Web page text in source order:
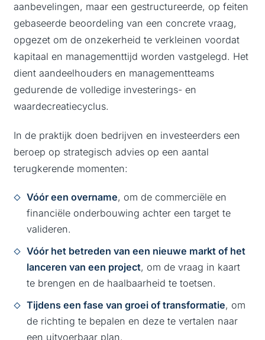
aanbevelingen, maar een gestructureerde, op feiten
gebaseerde beoordeling van een concrete vraag,
opgezet om de onzekerheid te verkleinen voordat
kapitaal en managementtijd worden vastgelegd. Het
dient aandeelhouders en managementteams
gedurende de volledige investerings- en
waardecreatiecyclus.
In de praktijk doen bedrijven en investeerders een
beroep op strategisch advies op een aantal
terugkerende momenten:
Vóór een overname, om de commerciële en
financiële onderbouwing achter een target te
valideren.
Vóór het betreden van een nieuwe markt of het
lanceren van een project, om de vraag in kaart
te brengen en de haalbaarheid te toetsen.
Tijdens een fase van groei of transformatie, om
de richting te bepalen en deze te vertalen naar
een uitvoerbaar plan.